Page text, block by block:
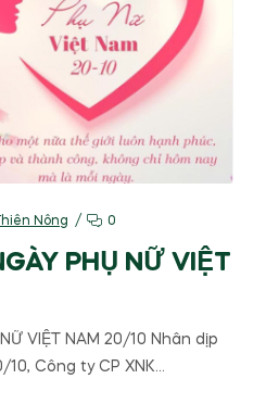
Nông 0
PHỤ NỮ VIỆT
VIỆT NAM 20/10 Nhân dịp
10, Công ty CP XNK…